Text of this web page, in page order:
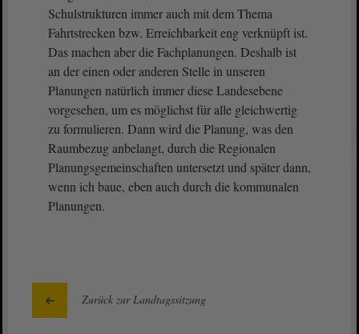
Schulstrukturen immer auch mit dem Thema
Fahrtstrecken bzw. Erreichbarkeit eng verknüpft ist.
Das machen aber die Fachplanungen. Deshalb ist
an der einen oder anderen Stelle in unseren
Planungen natürlich immer diese Landesebene
vorgesehen, um es möglichst für alle gleichwertig
zu formulieren. Dann wird die Planung, was den
Raumbezug anbelangt, durch die Regionalen
Planungsgemeinschaften untersetzt und später dann,
wenn ich baue, eben auch durch die kommunalen
Planungen.
Zurück zur Landtagssitzung